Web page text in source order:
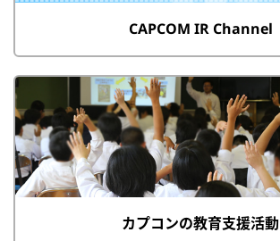
CAPCOM IR Channel
カプコンの教育支援活動